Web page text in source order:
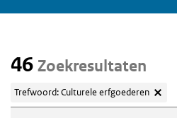
46 Zoekresultaten
Trefwoord: Culturele erfgoederen